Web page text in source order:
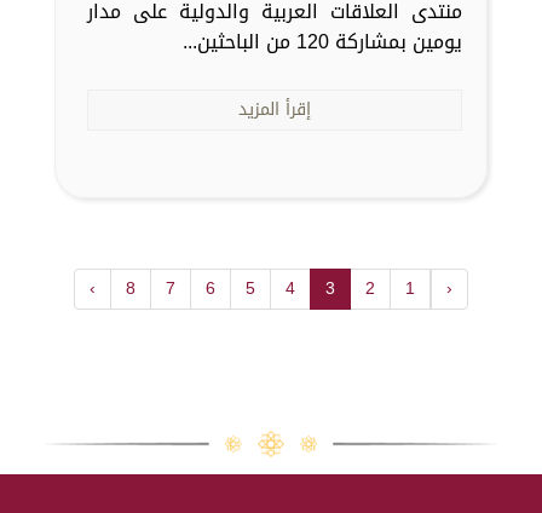
منتدى العلاقات العربية والدولية على مدار
يومين بمشاركة 120 من الباحثين...
إقرأ المزيد
‹
1
2
3
4
5
6
7
8
›